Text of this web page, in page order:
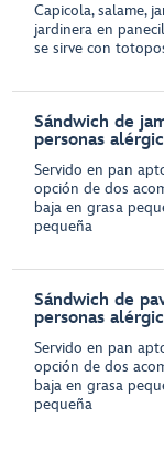
Capicola, salame,
jardinera en
se sirve con
Sándwich de
personas
Servido en pan
opción de dos
baja en grasa
pequeña
Sándwich de
personas
Servido en pan
opción de dos
baja en grasa
pequeña